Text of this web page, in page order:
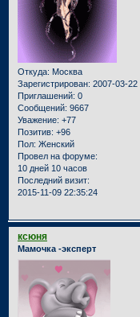
Откуда: Москва
Зарегистрирован: 2007-03-22
Приглашений: 0
Сообщений: 9667
Уважение: +77
Позитив: +96
Пол: Женский
Провел на форуме:
10 дней 10 часов
Последний визит:
2015-11-09 22:35:24
ксюня
Мамочка -эксперт